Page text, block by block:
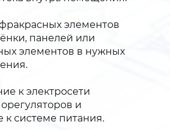
элементов
панелей или
элементов в нужных
к электросети
и
к системе питания.